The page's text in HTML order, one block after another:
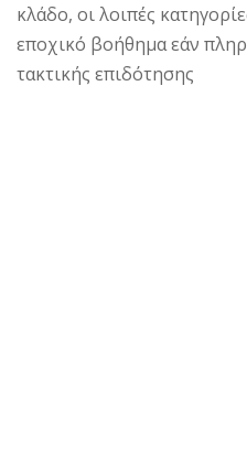
κλάδο, οι λοιπές
εποχικό βοήθηµα εάν
τακτικής επιδότησης